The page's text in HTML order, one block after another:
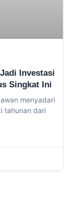
Investasi
Singkat Ini
menyadari
tahunan dari